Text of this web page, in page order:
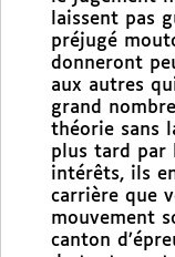
laissent pas
préjugé
donneront
aux autres
grand
théorie sans
plus tard par
intérêts, ils
carrière que
mouvement
canton